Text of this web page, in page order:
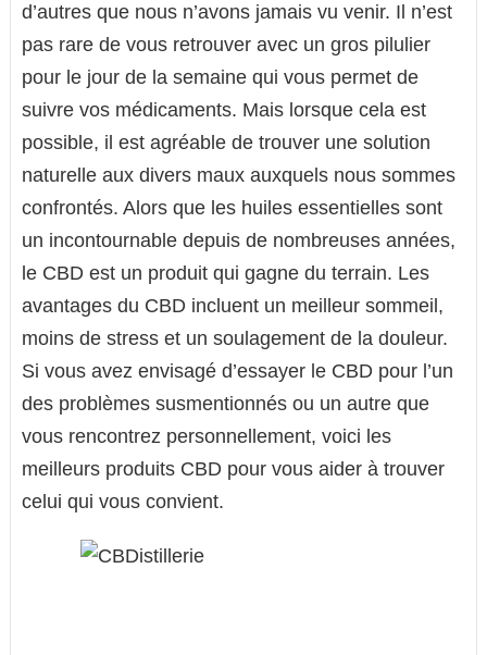
d’autres que nous n’avons jamais vu venir. Il n’est
pas rare de vous retrouver avec un gros pilulier
pour le jour de la semaine qui vous permet de
suivre vos médicaments. Mais lorsque cela est
possible, il est agréable de trouver une solution
naturelle aux divers maux auxquels nous sommes
confrontés. Alors que les huiles essentielles sont
un incontournable depuis de nombreuses années,
le CBD est un produit qui gagne du terrain. Les
avantages du CBD incluent un meilleur sommeil,
moins de stress et un soulagement de la douleur.
Si vous avez envisagé d’essayer le CBD pour l’un
des problèmes susmentionnés ou un autre que
vous rencontrez personnellement, voici les
meilleurs produits CBD pour vous aider à trouver
celui qui vous convient.